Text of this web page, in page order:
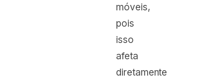
móveis,
pois
isso
afeta
diretamente